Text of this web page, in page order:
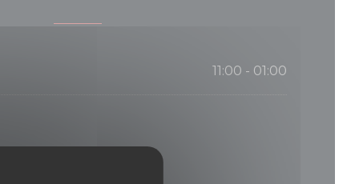
11:00 - 01:00